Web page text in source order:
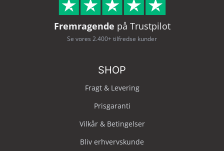
Fremragende på Trustpilot
Se vores 2.400+ tilfredse kunder
SHOP
Fragt & Levering
Prisgaranti
Vilkår & Betingelser
Bliv erhvervskunde